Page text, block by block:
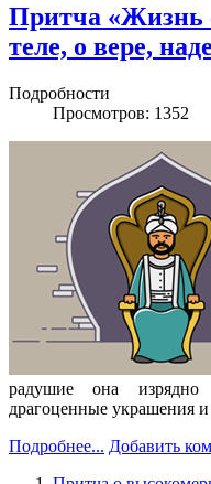
Притча «Жизнь
теле, о вере,
Подробности
Просмотров: 1352
радушие она
драгоценные украшения
Подробнее... Добавить